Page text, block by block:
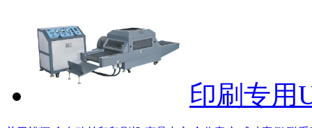
印刷专用